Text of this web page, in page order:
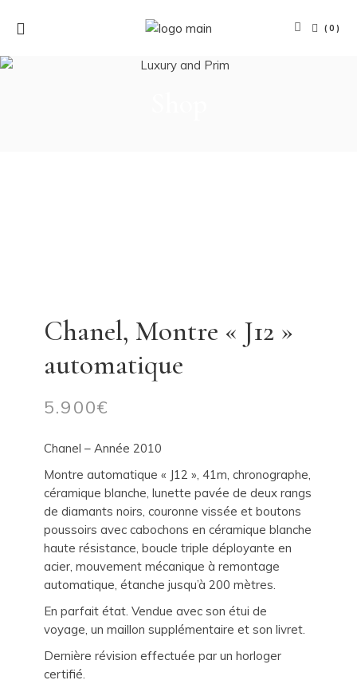
(0)
Chanel, Montre « J12 »
automatique
5.900€
Chanel – Année 2010
Montre automatique « J12 », 41m, chronographe,
céramique blanche, lunette pavée de deux rangs
de diamants noirs, couronne vissée et boutons
poussoirs avec cabochons en céramique blanche
haute résistance, boucle triple déployante en
acier, mouvement mécanique à remontage
automatique, étanche jusqu’à 200 mètres.
En parfait état. Vendue avec son étui de
voyage, un maillon supplémentaire et son livret.
Dernière révision effectuée par un horloger
certifié.